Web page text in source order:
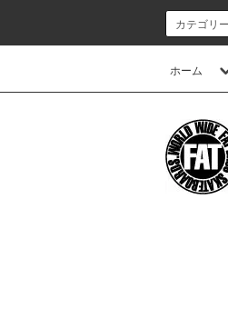
ホーム